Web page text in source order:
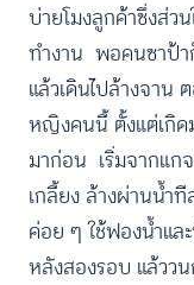
บ่ายโมงลูกค้าซึ่งส่
ทำงาน พอคนซาป้า
แล้วเดินไปล้างจา
หญิงคนนี้ ตั้งแต่เกิด
มาก่อน เริ่มจากแก
เกลี้ยง ล้างผ่านน้ำ
ค่อย ๆ ใช้ฟองน้ำแล
หลังสองรอบ แล้วว